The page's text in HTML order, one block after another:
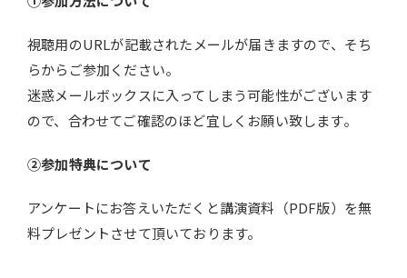
視聴用のURLが記載されたメールが届きますので、そち
らからご参加ください。
迷惑メールボックスに入ってしまう可能性がございます
ので、合わせてご確認のほど宜しくお願い致します。
②参加特典について
アンケートにお答えいただくと講演資料（PDF版）を無
料プレゼントさせて頂いております。